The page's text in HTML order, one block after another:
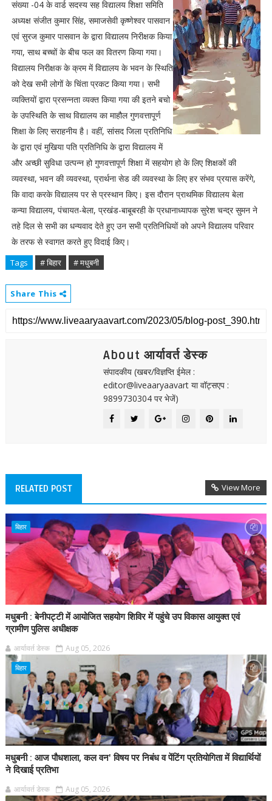
संख्या -04 के वार्ड सदस्य सह विद्यालय शिक्षा समिति
अध्यक्ष संजीत कुमार सिंह, समाजसेवी कृष्णेश्वर पासवान
एवं सुरज कुमार पासवान के द्वारा विद्यालय निरीक्षक किया
गया, साथ बच्चों के बीच फल का वितरण किया गया।
विद्यालय निरीक्षक के क्रम में विद्यालय के भवन के स्थिति
को देख सभी लोगों के चिंता प्रकट किया गया। सभी
व्यक्तियों द्वारा प्रसन्नता व्यक्त किया गया की इतने बचो
के उपस्थिति के साथ विद्यालय का माहौल गुणवत्तापूर्ण
शिक्षा के लिए सराहनीय है। वहीं, सांसद जिला प्रतिनिधि
के द्वारा एवं मुखिया पति प्रतिनिधि के द्वारा विद्यालय में
और अच्छी सुविधा उत्पन्न हो गुणवत्तापूर्ण शिक्षा में सहयोग हो के लिए शिक्षकों की
व्यवस्था, भवन की व्यवस्था, प्रार्थना सेड की व्यवस्था के लिए हर संभव प्रयास करेंगे,
कि वादा करके विद्यालय पर से प्रस्थान किए। इस दौरान प्राथमिक विद्यालय बेला
कन्या विद्यालय, पंचायत-बेला, प्रखंड-बाबूबरही के प्रधानाध्यापक सुरेश चन्द्र सुमन ने
तहे दिल से सभी का धन्यवाद देते हुए उन सभी प्रतिनिधियों को अपने विद्यालय परिवार
के तरफ से स्वागत करते हुए विदाई किए।
Tags # बिहार # मधुबनी
Share This
About आर्यावर्त डेस्क
संपादकीय (खबर/विज्ञप्ति ईमेल :
editor@liveaaryaavart या वॉट्सएप :
9899730304 पर भेजें)
RELATED POST View More
बिहार
मधुबनी : बेनीपट्टी में आयोजित सहयोग शिविर में पहुंचे उप विकास आयुक्त एवं
ग्रामीण पुलिस अधीक्षक
आर्यावर्त डेस्क Aug 05, 2026
बिहार
मधुबनी : आज पौधशाला, कल वन' विषय पर निबंध व पेंटिंग प्रतियोगिता में विद्यार्थियों
ने दिखाई प्रतिभा
आर्यावर्त डेस्क Aug 05, 2026